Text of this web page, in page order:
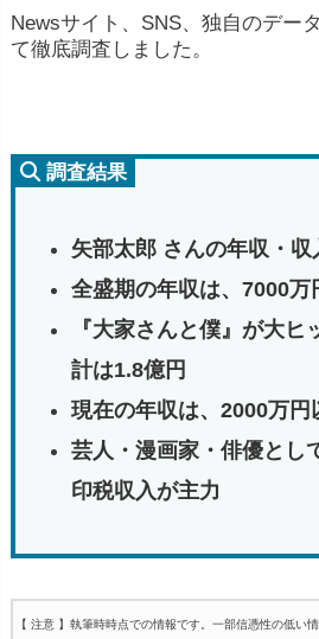
Newsサイト、SNS、独自のデー
て徹底調査しました。
調査結果
矢部太郎 さんの年収・収
全盛期の年収は、7000万
『大家さんと僕』が大ヒ
計は1.8億円
現在の年収は、2000万円
芸人・漫画家・俳優とし
印税収入が主力
【 注意 】執筆時時点での情報です。一部信憑性の低い